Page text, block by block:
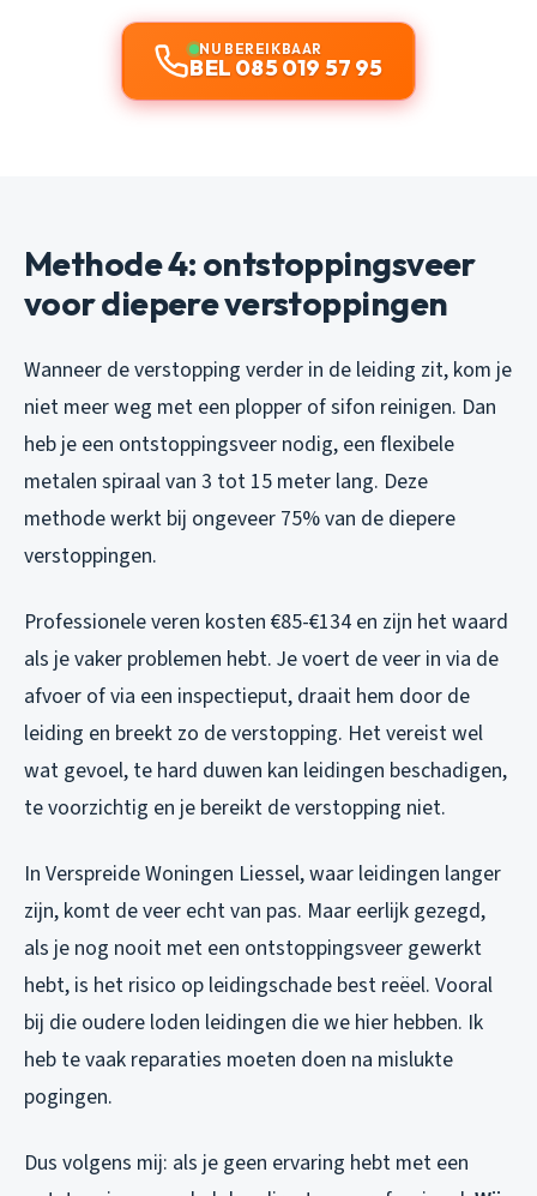
NU BEREIKBAAR
BEL 085 019 57 95
Methode 4: ontstoppingsveer
voor diepere verstoppingen
Wanneer de verstopping verder in de leiding zit, kom je
niet meer weg met een plopper of sifon reinigen. Dan
heb je een ontstoppingsveer nodig, een flexibele
metalen spiraal van 3 tot 15 meter lang. Deze
methode werkt bij ongeveer 75% van de diepere
verstoppingen.
Professionele veren kosten €85-€134 en zijn het waard
als je vaker problemen hebt. Je voert de veer in via de
afvoer of via een inspectieput, draait hem door de
leiding en breekt zo de verstopping. Het vereist wel
wat gevoel, te hard duwen kan leidingen beschadigen,
te voorzichtig en je bereikt de verstopping niet.
In Verspreide Woningen Liessel, waar leidingen langer
zijn, komt de veer echt van pas. Maar eerlijk gezegd,
als je nog nooit met een ontstoppingsveer gewerkt
hebt, is het risico op leidingschade best reëel. Vooral
bij die oudere loden leidingen die we hier hebben. Ik
heb te vaak reparaties moeten doen na mislukte
pogingen.
Dus volgens mij: als je geen ervaring hebt met een